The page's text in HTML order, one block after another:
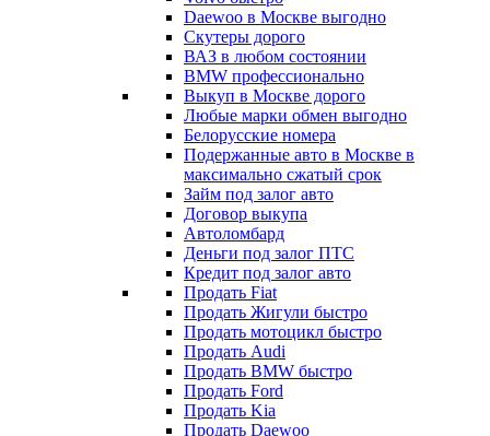
Daewoo в Москве выгодно
Скутеры дорого
ВАЗ в любом состоянии
BMW профессионально
Выкуп в Москве дорого
Любые марки обмен выгодно
Белорусские номера
Подержанные авто в Москве в
максимально сжатый срок
Займ под залог авто
Договор выкупа
Автоломбард
Деньги под залог ПТС
Кредит под залог авто
Продать Fiat
Продать Жигули быстро
Продать мотоцикл быстро
Продать Audi
Продать BMW быстро
Продать Ford
Продать Kia
Продать Daewoo